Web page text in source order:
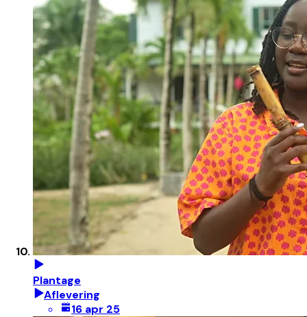
Plantage
Aflevering
16 apr 25